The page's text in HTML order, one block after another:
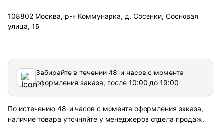
108802 Москва, р-н Коммунарка, д. Сосенки, Сосновая
улица, 1Б
Забирайте в течении 48-и часов с момента
оформления заказа, после 10:00 до 19:00
По истечению 48-и часов с момента оформления заказа,
наличие товара уточняйте у менеджеров отдела продаж.